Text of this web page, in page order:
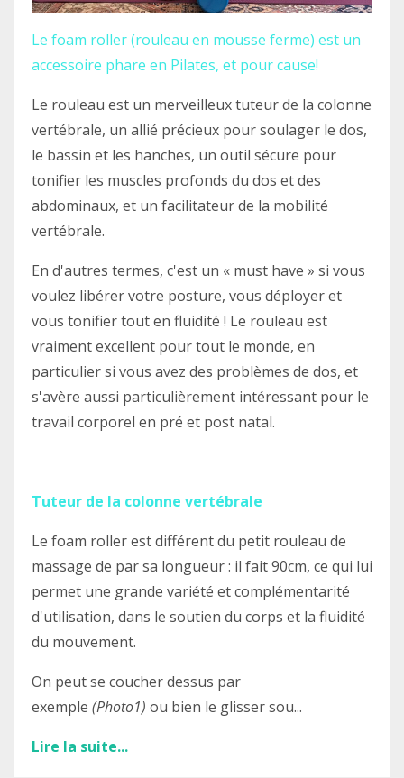
Le foam roller (rouleau en mousse ferme) est un
accessoire phare en Pilates, et pour cause!
Le rouleau est un merveilleux tuteur de la colonne
vertébrale, un allié précieux pour soulager le dos,
le bassin et les hanches, un outil sécure pour
tonifier les muscles profonds du dos et des
abdominaux, et un facilitateur de la mobilité
vertébrale.
En d'autres termes, c'est un « must have » si vous
voulez libérer votre posture, vous déployer et
vous tonifier tout en fluidité ! Le rouleau est
vraiment excellent pour tout le monde, en
particulier si vous avez des problèmes de dos, et
s'avère aussi particulièrement intéressant pour le
travail corporel en pré et post natal.
Tuteur de la colonne vertébrale
Le foam roller est différent du petit rouleau de
massage de par sa longueur : il fait 90cm, ce qui lui
permet une grande variété et complémentarité
d'utilisation, dans le soutien du corps et la fluidité
du mouvement.
On peut se coucher dessus par
exemple (Photo1) ou bien le glisser sou...
Lire la suite...